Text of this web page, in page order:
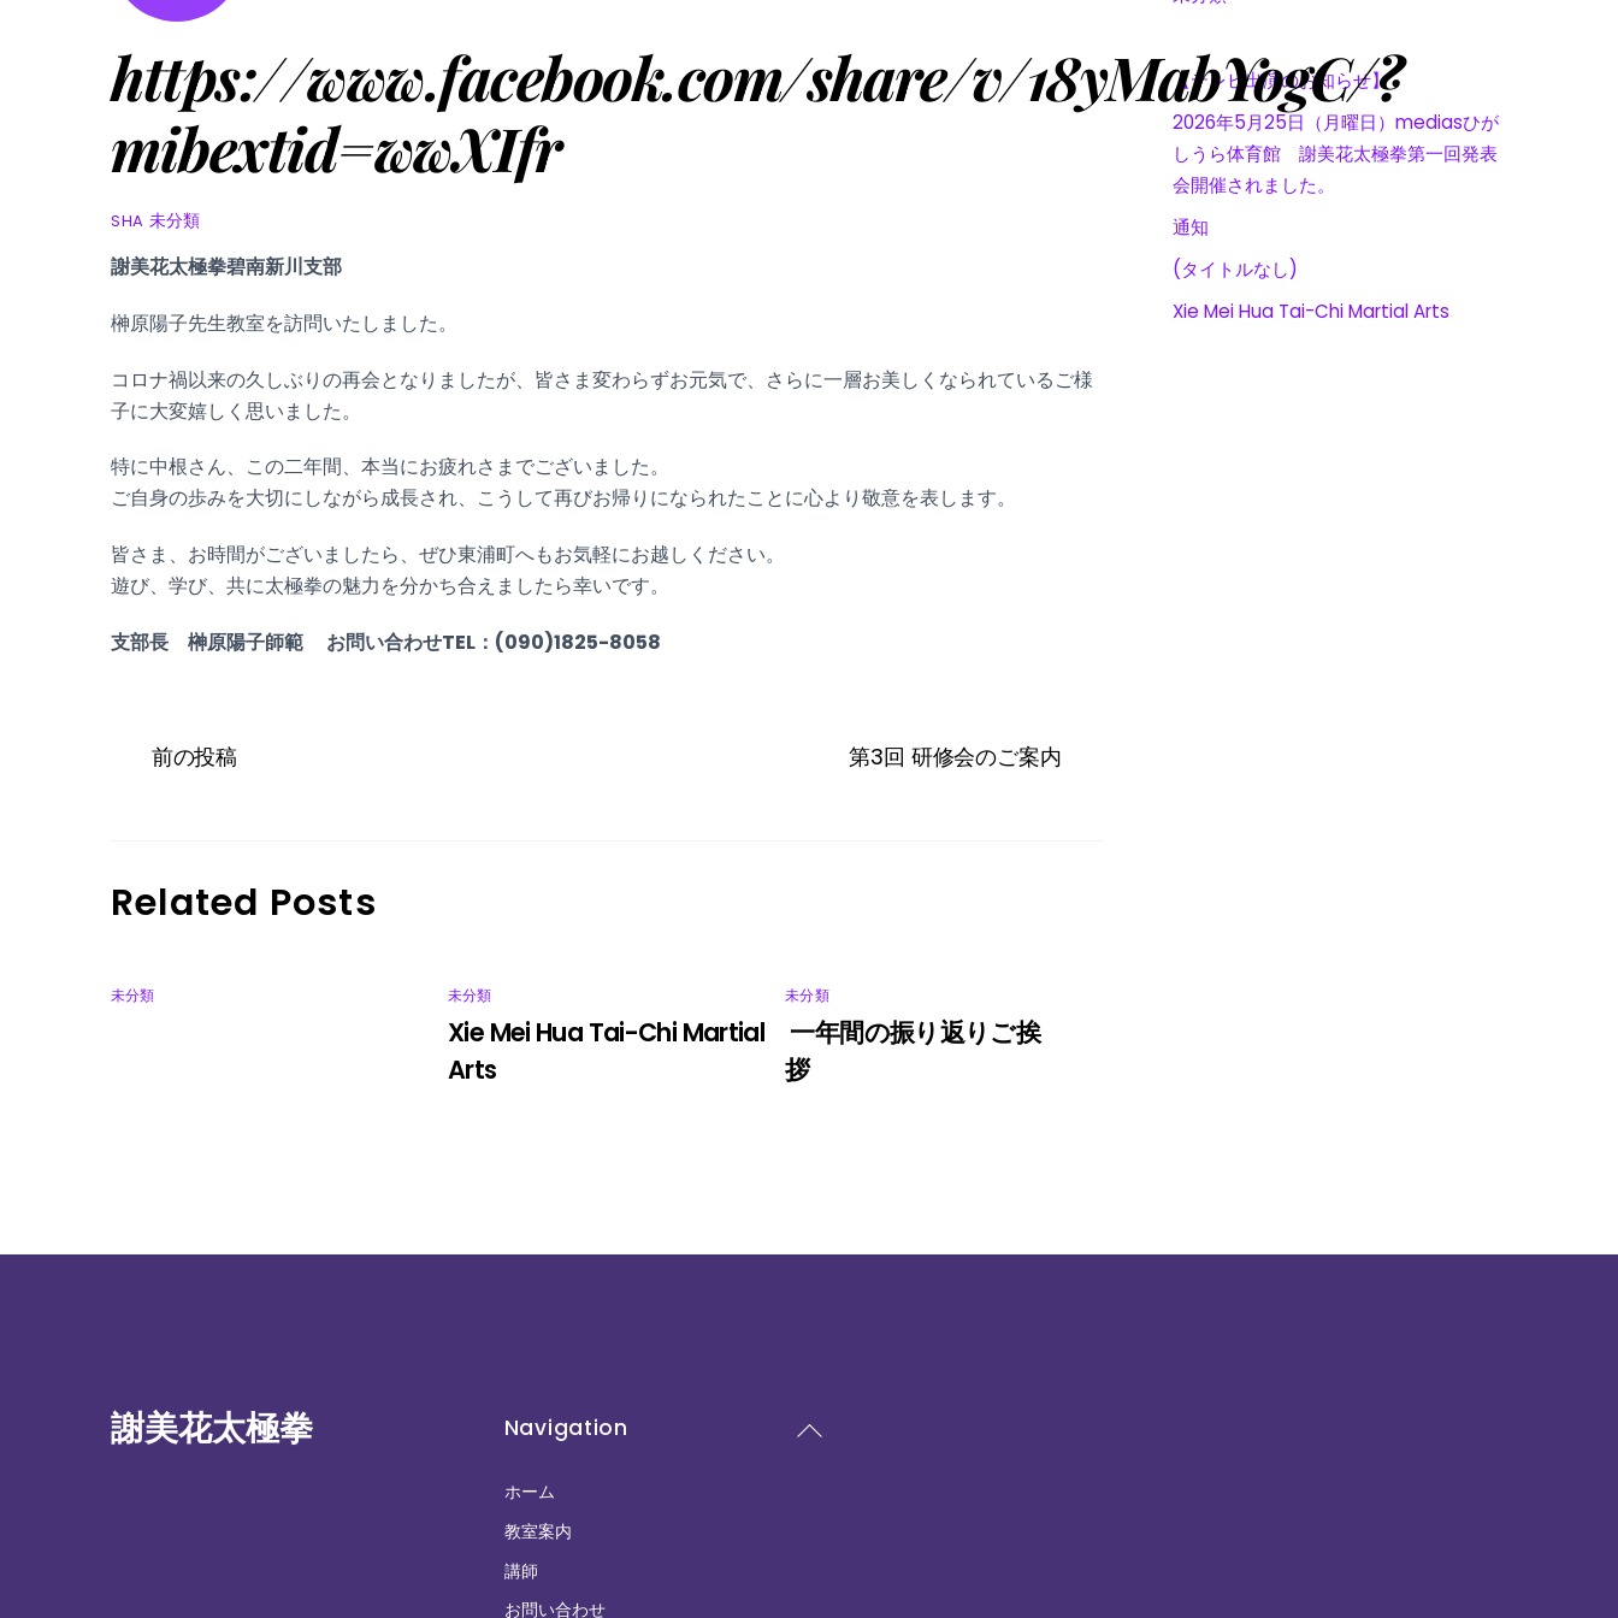
https://www.facebook.com/share/v/18yMabYogC/?
mibextid=wwXIfr
SHA 未分類
謝美花太極拳碧南新川支部
榊原陽子先生教室を訪問いたしました。
コロナ禍以来の久しぶりの再会となりましたが、皆さま変わらずお元気で、さらに一層お美しくなられているご様
子に大変嬉しく思いました。
特に中根さん、この二年間、本当にお疲れさまでございました。
ご自身の歩みを大切にしながら成長され、こうして再びお帰りになられたことに心より敬意を表します。
皆さま、お時間がございましたら、ぜひ東浦町へもお気軽にお越しください。
遊び、学び、共に太極拳の魅力を分かち合えましたら幸いです。
支部長 榊原陽子師範 お問い合わせTEL：(090)1825-8058
前の投稿 第3回 研修会のご案内
Related Posts
未分類 未分類
Xie Mei Hua Tai-Chi Martial
Arts
未分類
一年間の振り返りご挨
拶
【テレビ出演のお知らせ】
2026年5月25日（月曜日）mediasひが
しうら体育館 謝美花太極拳第一回発表
会開催されました。
通知
(タイトルなし)
Xie Mei Hua Tai-Chi Martial Arts
Back
謝美花太極拳 Navigation
ホーム
教室案内
講師
お問い合わせ